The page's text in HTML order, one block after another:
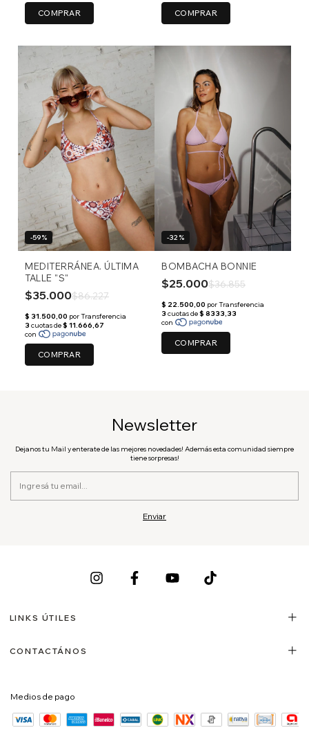
COMPRAR COMPRAR
-59%
MEDITERRÁNEA. ÚLTIMA
TALLE "S"
$35.000$86.227
COMPRAR
-32%
BOMBACHA BONNIE
$25.000$36.855
COMPRAR
Newsletter
Dejanos tu Mail y enterate de las mejores novedades! Además esta comunidad siempre
tiene sorpresas!
LINKS ÚTILES
CONTACTÁNOS
Medios de pago